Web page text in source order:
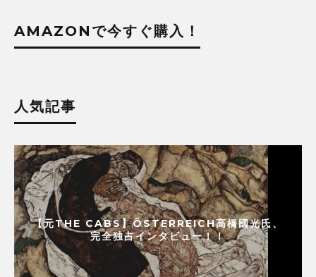
AMAZONで今すぐ購入！
人気記事
【元THE CABS】ÖSTERREICH高橋國光氏、
完全独占インタビュー！！